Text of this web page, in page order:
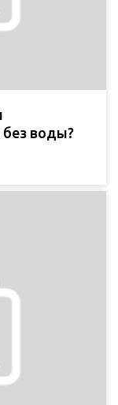
без воды?